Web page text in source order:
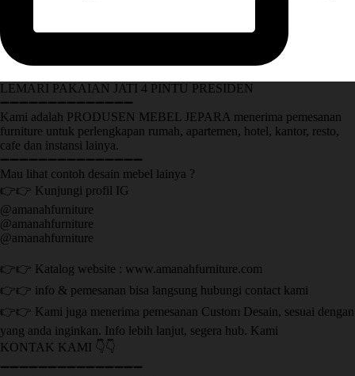
LEMARI PAKAIAN JATI 4 PINTU PRESIDEN
➖➖➖➖➖➖➖➖➖➖➖➖➖➖
Kami adalah PRODUSEN MEBEL JEPARA menerima pemesanan
furniture untuk perlengkapan rumah, apartemen, hotel, kantor, resto,
cafe dan instansi lainya.
➖➖➖➖➖➖➖➖➖➖➖➖➖➖➖
Mau lihat contoh desain mebel lainya ?
👉👉 Kunjungi profil IG
@amanahfurniture
@amanahfurniture
@amanahfurniture
👉👉 Katalog website : www.amanahfurniture.com
👉👉 info & pemesanan bisa langsung hubungi contact kami
👉👉 Kami juga menerima pemesanan Custom Desain, sesuai dengan
yang anda inginkan. Info lebih lanjut, segera hub. Kami
KONTAK KAMI 👇👇
➖➖➖➖➖➖➖➖➖➖➖➖➖➖➖ ㅤ